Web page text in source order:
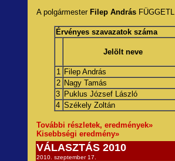
A polgármester Filep András
Érvényes szavazatok száma
Jelölt neve
1 Filep András
2 Nagy Tamás
3
Puklus József László
4 Székely Zoltán
További részletek, eredmények»
Kisebbségi eredmény»
VÁLASZTÁS 2010
2010. szeptember 17.